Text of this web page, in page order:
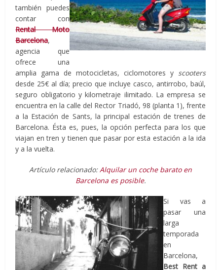
también puedes
contar con
Rental Moto
Barcelona,
agencia que
ofrece una
amplia gama de motocicletas, ciclomotores y scooters
desde 25€ al día; precio que incluye casco, antirrobo, baúl,
seguro obligatorio y kilometraje ilimitado. La empresa se
encuentra en la calle del Rector Triadó, 98 (planta 1), frente
a la Estación de Sants, la principal estación de trenes de
Barcelona. Ésta es, pues, la opción perfecta para los que
viajan en tren y tienen que pasar por esta estación a la ida
y a la vuelta.
Artículo relacionado:Alquilar un coche barato en
Barcelona es posible.
Si vas a
pasar una
larga
temporada
en
Barcelona,
Best Rent a